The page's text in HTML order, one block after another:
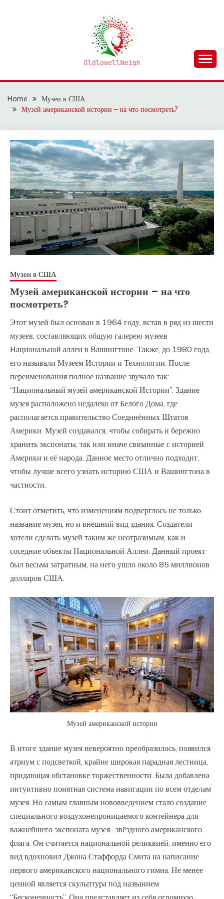
OLDLOWELLNEIGH
Home
Музеи в США
Музей американской истории – на что посмотреть?
Музеи в США
Музей американской истории – на что
посмотреть?
Этот музей был основан в 1964 году, встав в ряд из шести
музеев, составляющих общую галерею музеев
Национальной аллеи в Вашингтоне. Также, до 1980 года,
его называли Музеем Истории и Технологии. После
переименования полное название звучало так:
“Национальный музей американской Истории”. Здание
музея расположено недалеко от Белого Дома, где
располагается правительство Соединённых Штатов
Америки. Музей создавался, чтобы собирать и бережно
хранить экспонаты, так или иначе связанные с историей
Америки и её народа. Данное место отлично подходит,
чтобы лучше всего узнать историю США и Вашингтона в
частности.
Стоит отметить, что изменениям подверглось не только
название музея, но и внешний вид здания. Создатели
хотели сделать музей таким же неотразимым, как и
соседние объекты Национальной Аллеи. Данный проект
был весьма затратным, на него ушло около 85 миллионов
долларов США.
Музей американской истории
В итоге здание музея невероятно преобразилось, появился
атриум с подсветкой, крайне широкая парадная лестница,
придающая обстановке торжественности. Была добавлена
интуитивно понятная система навигации по всем отделам
музея. Но самым главным нововведением стало создание
специального воздухонепроницаемого контейнера для
важнейшего экспоната музея- звёздного американского
флага. Он считается национальной реликвией, именно его
вид вдохновил Джона Стаффорда Смита на написание
первого американского национального гимна. Не менее
ценной является скульптура под названием